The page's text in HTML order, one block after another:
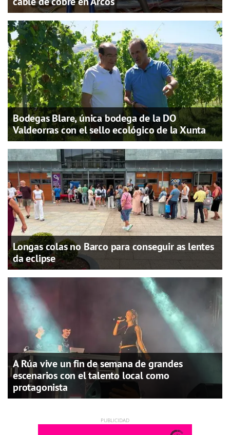
Bodegas Blare, única bodega de la DO
Valdeorras con el sello ecológico de la Xunta
Longas colas no Barco para conseguir as lentes
da eclipse
A Rúa vive un fin de semana de grandes
escenarios con el talento local como
protagonista